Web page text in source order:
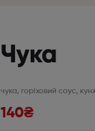
Чука
чука, горіховий соус,
140₴